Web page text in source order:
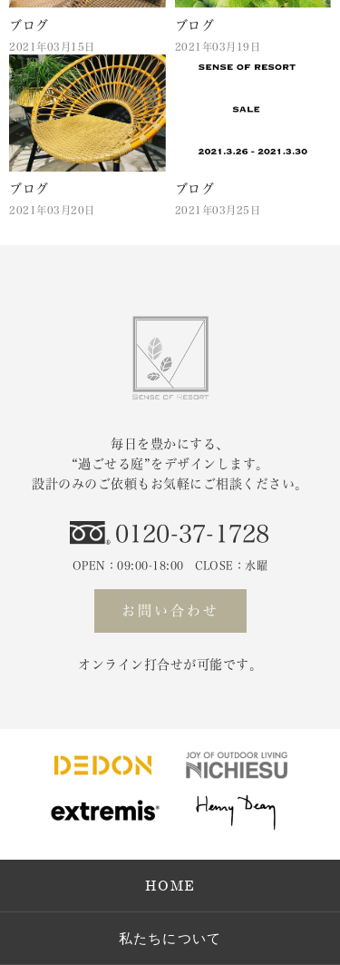
ブログ
2021年03月15日
ブログ
2021年03月19日
ブログ
2021年03月20日
ブログ
2021年03月25日
毎日を豊かにする、
“過ごせる庭”をデザインします。
設計のみのご依頼もお気軽にご相談ください。
0120-37-1728
OPEN：09:00-18:00 CLOSE：水曜
お問い合わせ
オンライン打合せが可能です。
HOME
私たちについて